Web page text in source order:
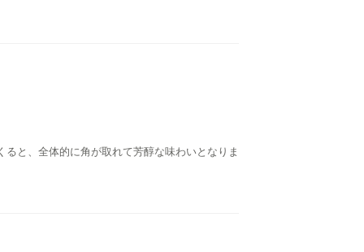
と、全体的に角が取れて芳醇な味わいとなりま